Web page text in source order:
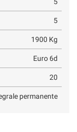
5
1900 Kg
Euro 6d
20
permanente